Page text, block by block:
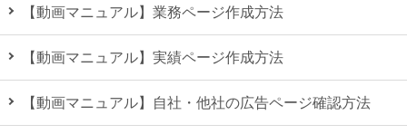
【動画マニュアル】業務ページ作成方法
【動画マニュアル】実績ページ作成方法
【動画マニュアル】自社・他社の広告ページ確認方法